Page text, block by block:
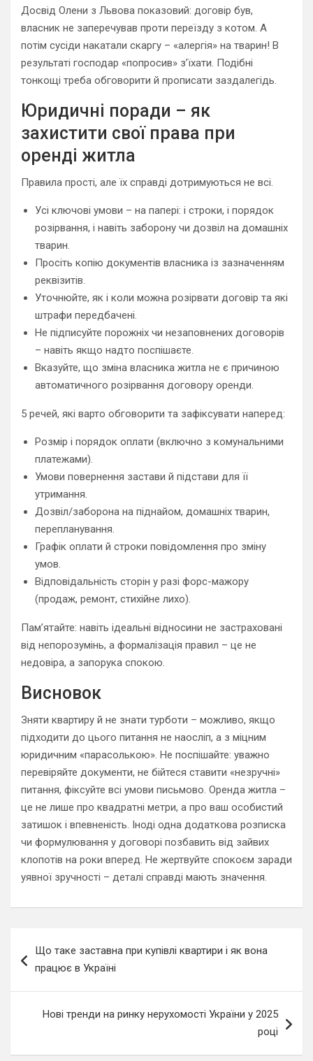
Досвід Олени з Львова показовий: договір був,
власник не заперечував проти переїзду з котом. А
потім сусіди накатали скаргу – «алергія» на тварин! В
результаті господар «попросив» з’їхати. Подібні
тонкощі треба обговорити й прописати заздалегідь.
Юридичні поради – як
захистити свої права при
оренді житла
Правила прості, але їх справді дотримуються не всі.
Усі ключові умови – на папері: і строки, і порядок
розірвання, і навіть заборону чи дозвіл на домашніх
тварин.
Просіть копію документів власника із зазначенням
реквізитів.
Уточнюйте, як і коли можна розірвати договір та які
штрафи передбачені.
Не підписуйте порожніх чи незаповнених договорів
– навіть якщо надто поспішаєте.
Вказуйте, що зміна власника житла не є причиною
автоматичного розірвання договору оренди.
5 речей, які варто обговорити та зафіксувати наперед:
Розмір і порядок оплати (включно з комунальними
платежами).
Умови повернення застави й підстави для її
утримання.
Дозвіл/заборона на піднайом, домашніх тварин,
перепланування.
Графік оплати й строки повідомлення про зміну
умов.
Відповідальність сторін у разі форс-мажору
(продаж, ремонт, стихійне лихо).
Пам’ятайте: навіть ідеальні відносини не застраховані
від непорозумінь, а формалізація правил – це не
недовіра, а запорука спокою.
Висновок
Зняти квартиру й не знати турботи – можливо, якщо
підходити до цього питання не наосліп, а з міцним
юридичним «парасолькою». Не поспішайте: уважно
перевіряйте документи, не бійтеся ставити «незручні»
питання, фіксуйте всі умови письмово. Оренда житла –
це не лише про квадратні метри, а про ваш особистий
затишок і впевненість. Іноді одна додаткова розписка
чи формулювання у договорі позбавить від зайвих
клопотів на роки вперед. Не жертвуйте спокоєм заради
уявної зручності – деталі справді мають значення.
по
Що таке заставна при купівлі квартири і як вона
працює в Україні
Нові тренди на ринку нерухомості України у 2025
році